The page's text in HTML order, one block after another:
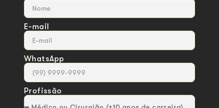
E-mail
WhatsApp
Profissão